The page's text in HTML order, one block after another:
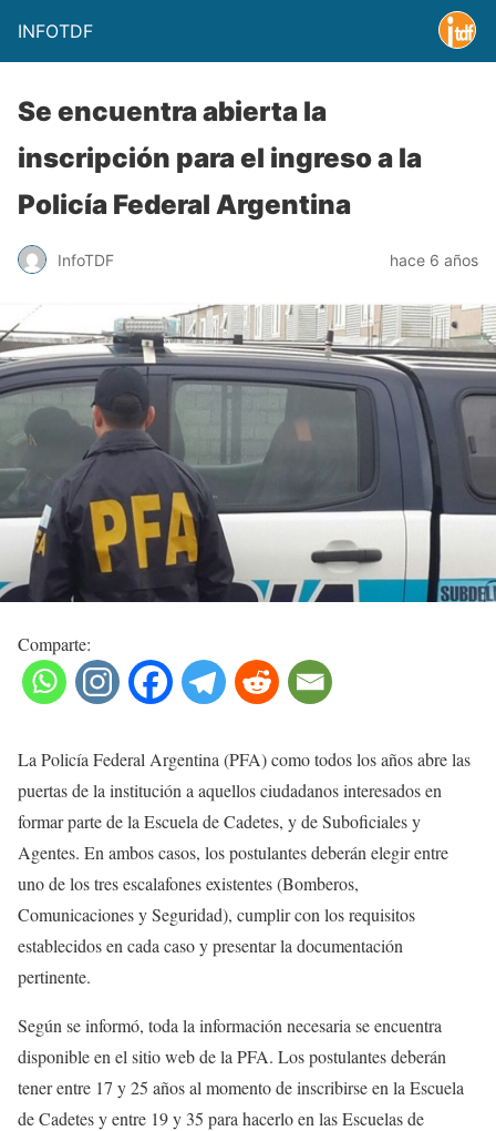
INFOTDF
Se encuentra abierta la
inscripción para el ingreso a la
Policía Federal Argentina
InfoTDF hace 6 años
Comparte:
La Policía Federal Argentina (PFA) como todos los años abre las
puertas de la institución a aquellos ciudadanos interesados en
formar parte de la Escuela de Cadetes, y de Suboficiales y
Agentes. En ambos casos, los postulantes deberán elegir entre
uno de los tres escalafones existentes (Bomberos,
Comunicaciones y Seguridad), cumplir con los requisitos
establecidos en cada caso y presentar la documentación
pertinente.
Según se informó, toda la información necesaria se encuentra
disponible en el sitio web de la PFA. Los postulantes deberán
tener entre 17 y 25 años al momento de inscribirse en la Escuela
de Cadetes y entre 19 y 35 para hacerlo en las Escuelas de